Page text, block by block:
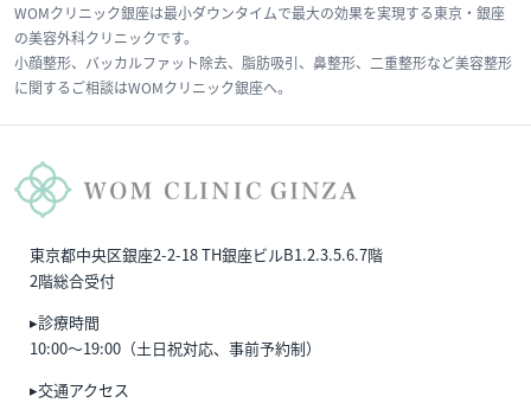
WOMクリニック銀座は最小ダウンタイムで最大の効果を実現する東京・銀座
の美容外科クリニックです。
小顔整形、バッカルファット除去、脂肪吸引、鼻整形、二重整形など美容整形
に関するご相談はWOMクリニック銀座へ。
東京都中央区銀座2-2-18 TH銀座ビルB1.2.3.5.6.7階
2階総合受付
▸診療時間
10:00〜19:00（土日祝対応、事前予約制）
▸交通アクセス